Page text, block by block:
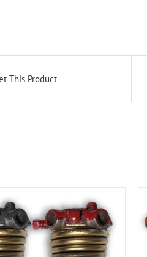
This Product